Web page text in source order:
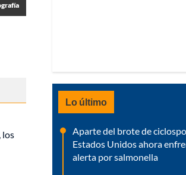
los
Lo último
Aparte del brote de
Estados Unidos ahora
alerta por salmonella